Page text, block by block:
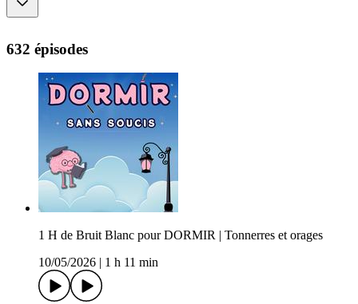
632 épisodes
1 H de Bruit Blanc pour DORMIR | Tonnerres et orages
10/05/2026
1 h 11 min